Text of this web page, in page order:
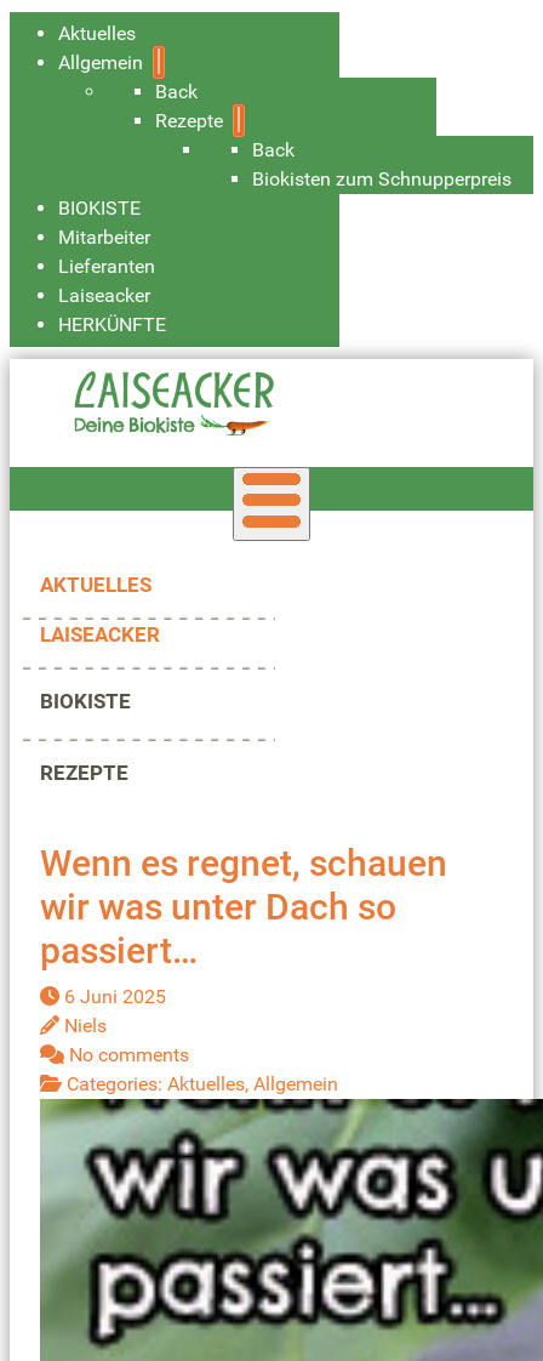
Aktuelles
Allgemein
Back
Rezepte
Back
Biokisten zum Schnupperpreis
BIOKISTE
Mitarbeiter
Lieferanten
Laiseacker
HERKÜNFTE
AKTUELLES
LAISEACKER
BIOKISTE
REZEPTE
Wenn es regnet, schauen
wir was unter Dach so
passiert…
6 Juni 2025
Niels
No comments
Categories: Aktuelles, Allgemein